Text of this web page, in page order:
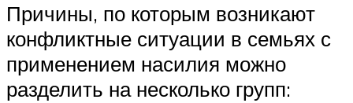
Причины, по которым возникают
конфликтные ситуации в семьях с
применением насилия можно
разделить на несколько групп: